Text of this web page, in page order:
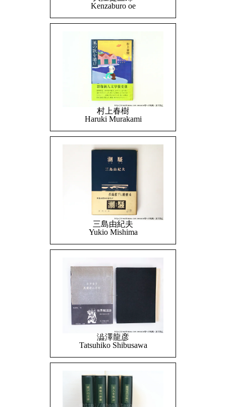
Kenzaburo oe
村上春樹
Haruki Murakami
三島由紀夫
Yukio Mishima
澁澤龍彦
Tatsuhiko Shibusawa